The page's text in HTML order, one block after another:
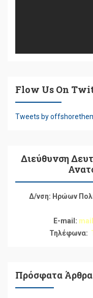
Flow Us On
Tweets by
Διεύθυνση
Δ/νση: Ηρώων
E-mail:
Τηλέφωνα:
Πρόσφατα Άρθρα